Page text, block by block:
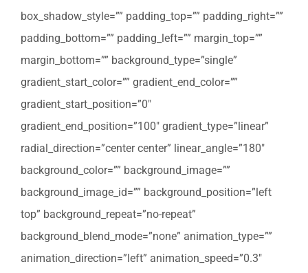
box_shadow_style=”” padding_top=”” padding_right=””
padding_bottom=”” padding_left=”” margin_top=””
margin_bottom=”” background_type=”single”
gradient_start_color=”” gradient_end_color=””
gradient_start_position=”0″
gradient_end_position=”100″ gradient_type=”linear”
radial_direction=”center center” linear_angle=”180″
background_color=”” background_image=””
background_image_id=”” background_position=”left
top” background_repeat=”no-repeat”
background_blend_mode=”none” animation_type=””
animation_direction=”left” animation_speed=”0.3″